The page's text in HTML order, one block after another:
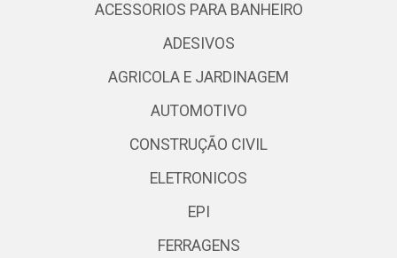
ACESSORIOS PARA BANHEIRO
ADESIVOS
AGRICOLA E JARDINAGEM
AUTOMOTIVO
CONSTRUÇÃO CIVIL
ELETRONICOS
EPI
FERRAGENS